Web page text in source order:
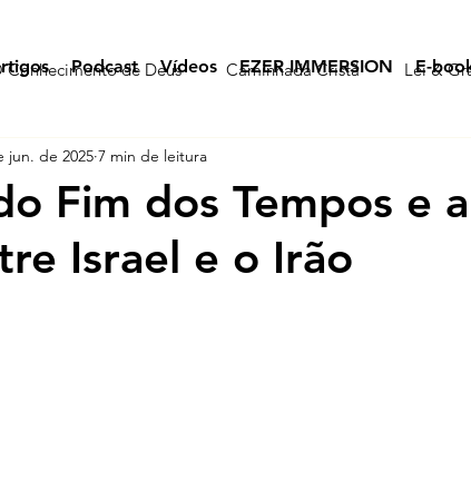
Podcast Vídeos EZER IMMERSION E-
Conhecimento de Deus Caminhada Cristã Lei &
Fim dos Tempos e a
Israel e o Irão
jun. de 2025 7 min de leitura